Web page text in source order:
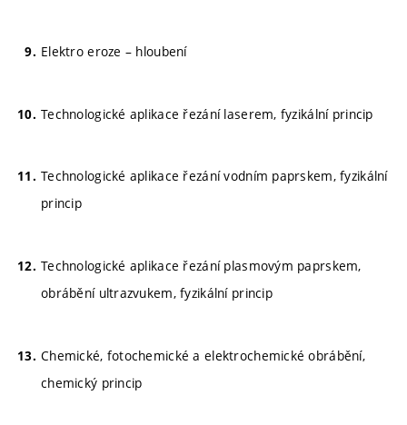
Elektro eroze – hloubení
Technologické aplikace řezání laserem, fyzikální princip
Technologické aplikace řezání vodním paprskem, fyzikální
princip
Technologické aplikace řezání plasmovým paprskem,
obrábění ultrazvukem, fyzikální princip
Chemické, fotochemické a elektrochemické obrábění,
chemický princip